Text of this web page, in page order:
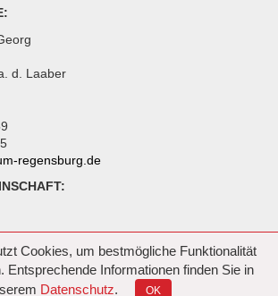
Cookies, um bestmögliche Funktionalität
Entsprechende Informationen finden Sie in
Datenschutz. OK
d. Laaber
regensburg.de